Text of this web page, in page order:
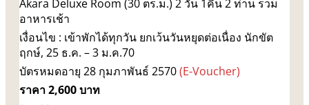
Akara Deluxe Room (30 ตร.ม.) 2 วัน 1คืน 2 ท่าน รวม
อาหารเช้า
เงื่อนไข : เข้าพักได้ทุกวัน ยกเว้นวันหยุดต่อเนื่อง นักขัต
ฤกษ์, 25 ธ.ค. – 3 ม.ค.70
บัตรหมดอายุ 28 กุมภาพันธ์ 2570(E-Voucher)
ราคา 2,600 บาท